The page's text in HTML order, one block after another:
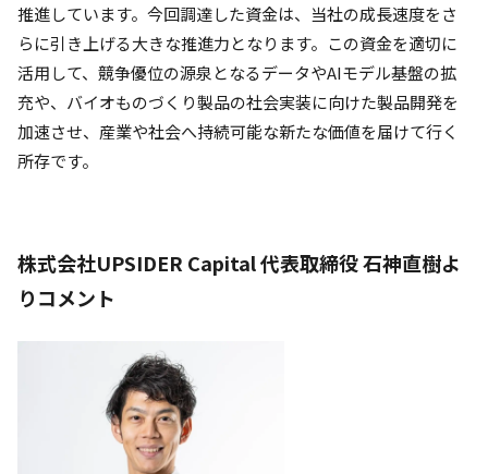
推進しています。今回調達した資金は、当社の成長速度をさ
らに引き上げる大きな推進力となります。この資金を適切に
活用して、競争優位の源泉となるデータやAIモデル基盤の拡
充や、バイオものづくり製品の社会実装に向けた製品開発を
加速させ、産業や社会へ持続可能な新たな価値を届けて行く
所存です。
株式会社UPSIDER Capital 代表取締役 石神直樹よ
りコメント